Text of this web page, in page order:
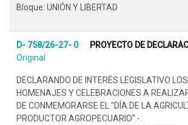
Bloque: UNIÓN Y LIBERTAD
D- 758/26-27- 0 PROYECTO DE
Original
DECLARANDO DE INTERÉS LEGISLATIVO
HOMENAJES Y CELEBRACIONES A
DE CONMEMORARSE EL "DÍA DE LA
PRODUCTOR AGROPECUARIO".-.